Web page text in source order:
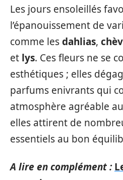
Les jours ensoleillés
l’épanouissement de
comme lesdahlias,
et lys. Ces fleurs ne se
esthétiques ; elles
parfums enivrants qui
atmosphère agréable
elles attirent de
essentiels au bon
A lire en complément :